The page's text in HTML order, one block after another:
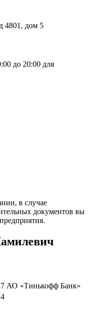
4801, дом 5
до 20:00 для
в случае
документов вы
АО «Тинькофф Банк»